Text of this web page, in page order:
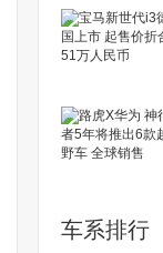
车系排行